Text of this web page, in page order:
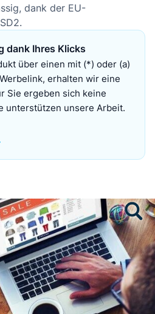
dank der EU-
dank Ihres Klicks
über einen mit (*) oder (a)
erhalten wir eine
Sie ergeben sich keine
unterstützen unsere Arbeit.